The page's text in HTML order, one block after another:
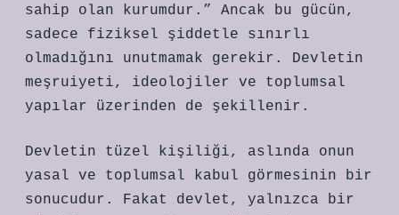
sahip olan kurumdur.” Ancak bu gücün,
sadece fiziksel şiddetle sınırlı
olmadığını unutmamak gerekir. Devletin
meşruiyeti, ideolojiler ve toplumsal
yapılar üzerinden de şekillenir.
Devletin tüzel kişiliği, aslında onun
yasal ve toplumsal kabul görmesinin bir
sonucudur. Fakat devlet, yalnızca bir